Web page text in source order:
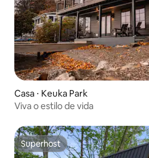
Casa ⋅ Keuka Park
Viva o estilo de vida
Superhost
Superhost